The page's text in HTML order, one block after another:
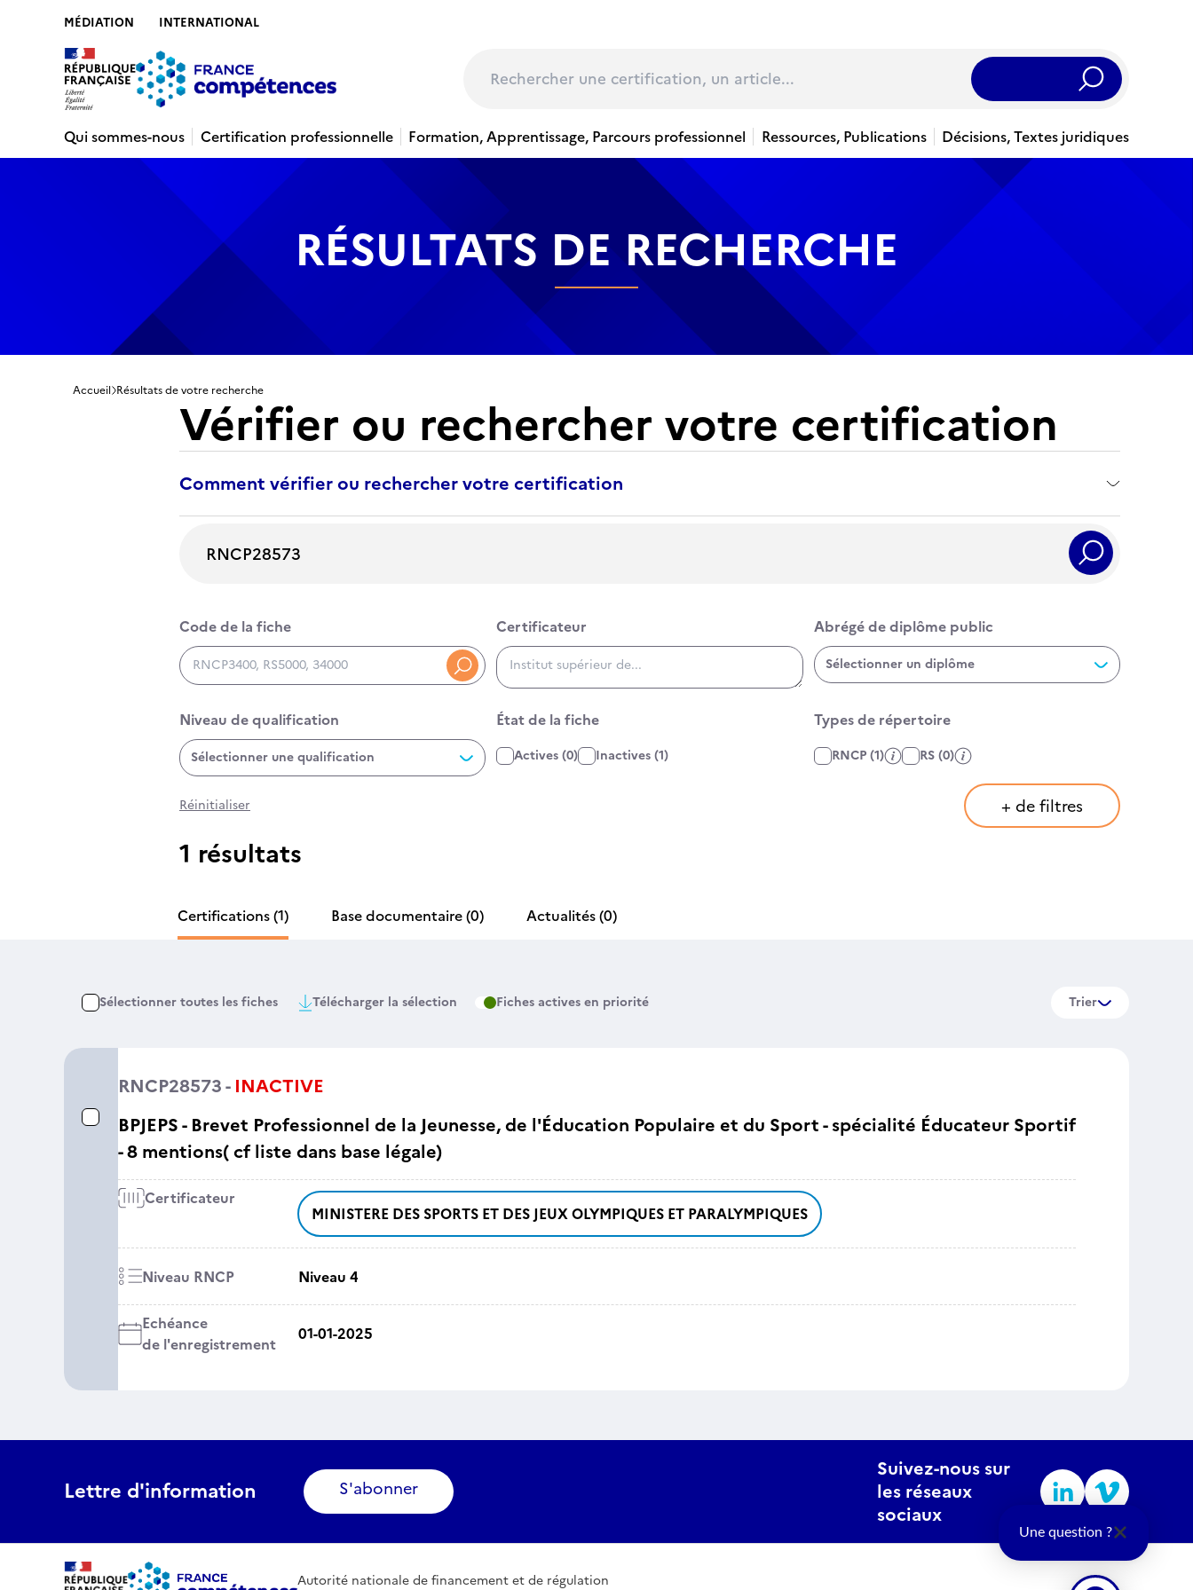
MÉDIATION INTERNATIONAL
Rechercher
Qui sommes-nous
Certification professionnelle Formation, Apprentissage, Parcours professionnel Ressources, Publications Décisions, Textes juridiques
RÉSULTATS DE RECHERCHE
Accueil Résultats de votre recherche
Vérifier ou rechercher votre certification
Comment vérifier ou rechercher votre certification
Rechercher
Code de la fiche
Code de la fiche
RNCP3400, RS5000, 34000
Certificateur
Certificateur Abrégé de diplôme public
Abrégé de diplôme public
Sélectionner un diplôme
Niveau de qualification
Niveau de qualification
Sélectionner une qualification
État de la fiche
État de la fiche
Actives(0) Inactives(1)
Affiner par type de fiche
Types de répertoire
RNCP(1) RS(0)
Réinitialiser + de filtres
1 résultats
Certifications(1) Base documentaire(0) Actualités(0)
Sélectionner toutes les fiches Télécharger la sélection Fiches actives en priorité Trier
RNCP28573 - INACTIVE
BPJEPS - Brevet Professionnel de la Jeunesse, de l'Éducation Populaire et du Sport - spécialité Éducateur Sportif
- 8 mentions( cf liste dans base légale)
Certificateur
MINISTERE DES SPORTS ET DES JEUX OLYMPIQUES ET PARALYMPIQUES
Niveau RNCP Niveau 4
Echéance
de l'enregistrement
01-01-2025
Lettre d'information S'abonner
Suivez-nous sur
les réseaux
sociaux
Autorité nationale de financement et de régulation
Une question ?